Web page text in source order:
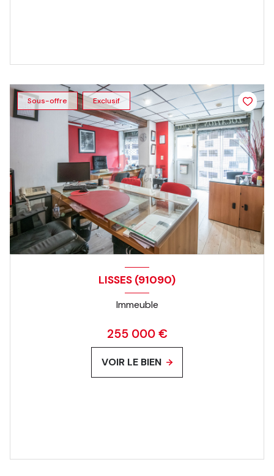
Sous-offre Exclusif
LISSES (91090)
Immeuble
255 000 €
VOIR LE BIEN